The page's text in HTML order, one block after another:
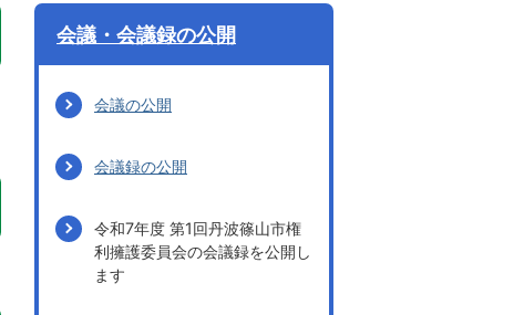
会議・会議録の公開
会議の公開
会議録の公開
令和7年度 第1回丹波篠山市権
利擁護委員会の会議録を公開し
ます